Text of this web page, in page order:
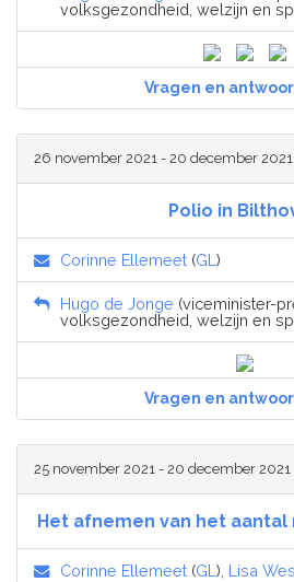
volksgezondheid, welzijn en
Vragen en
26 november 2021 - 20 december 2021
Polio in
Corinne Ellemeet (GL )
Hugo de Jonge (viceminister-
volksgezondheid, welzijn en
Vragen en
25 november 2021 - 20 december 2021
Het afnemen van het
Corinne Ellemeet (GL ), Lisa